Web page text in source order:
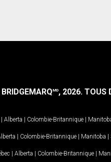
MD, 2026. TOUS
| Alberta | Colombie-Britannique |
| Colombie-Britannique | Manitoba |
| Alberta | Colombie-Britannique |